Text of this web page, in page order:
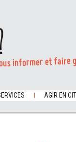
informer et
AGIR EN